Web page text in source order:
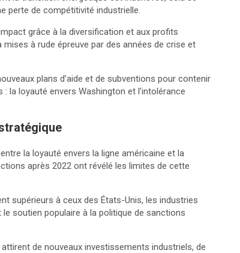
perte de compétitivité industrielle.
grâce à la diversification et aux profits
à rude épreuve par des années de crise et
plans d’aide et de subventions pour contenir
la loyauté envers Washington et l’intolérance
la loyauté envers la ligne américaine et la
après 2022 ont révélé les limites de cette
supérieurs à ceux des États-Unis, les industries
soutien populaire à la politique de sanctions
de nouveaux investissements industriels, de